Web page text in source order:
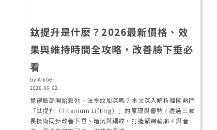
鈦提升是什麼？2026最新價格、效
果與維持時間全攻略，改善臉下垂必
看
by Amber
2026-06-02
覺得臉部開始鬆弛、法令紋加深嗎？本文深入解析韓國熱門
「鈦提升（Titanium Lifting）」的原理與優勢。透過三波
長技術同步改善下垂、暗沉與細紋，打造緊緻輪廓。與音